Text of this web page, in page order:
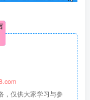
，仅供大家学习与参